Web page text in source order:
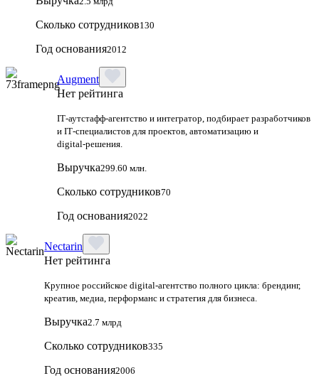
Сколько сотрудников130
Год основания2012
Augment
Нет рейтинга
IT‑аутстафф‑агентство и интегратор, подбирает разработчиков
и IT‑специалистов для проектов, автоматизацию и
digital‑решения.
Выручка299.60 млн.
Сколько сотрудников70
Год основания2022
Nectarin
Нет рейтинга
Крупное российское digital‑агентство полного цикла: брендинг,
креатив, медиа, перформанс и стратегия для бизнеса.
Выручка2.7 млрд
Сколько сотрудников335
Год основания2006